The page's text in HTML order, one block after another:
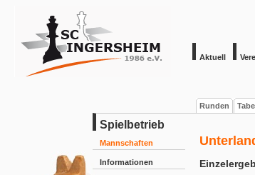
Aktuell
Runden
Spielbetrieb
Mannschaften
Informationen